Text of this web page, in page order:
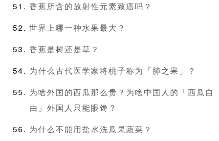
香蕉所含的放射性元素致癌吗？
世界上哪一种水果最大？
香蕉是树还是草？
为什么古代医学家将桃子称为「肺之果」？
为啥外国的西瓜那么贵？为啥中国人的「西瓜自
由」外国人只能眼馋？
为什么不能用盐水洗瓜果蔬菜？